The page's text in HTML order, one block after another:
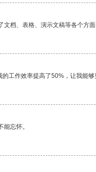
档、表格、演示文稿等各个方
工作效率提高了50%，让我能够
忘怀。